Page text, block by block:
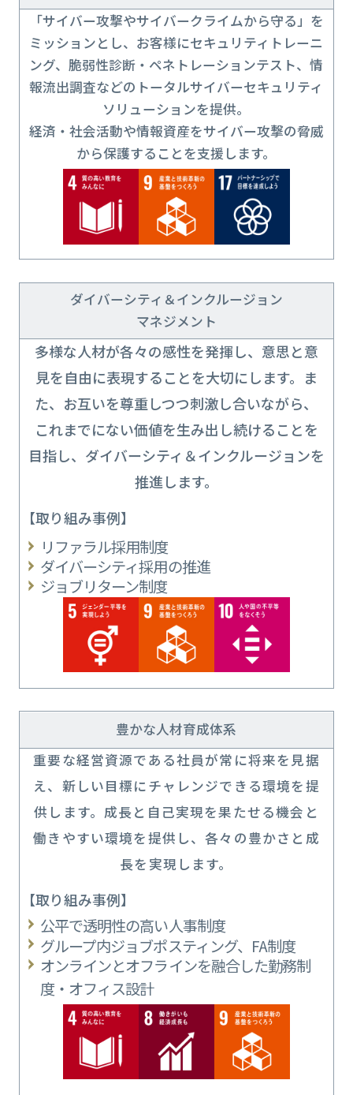
「サイバー攻撃やサイバークライムから守る」を
ミッションとし、お客様にセキュリティトレーニ
ング、脆弱性診断・ペネトレーションテスト、情
報流出調査などのトータルサイバーセキュリティ
ソリューションを提供。
経済・社会活動や情報資産をサイバー攻撃の脅威
から保護することを支援します。
ダイバーシティ＆インクルージョン
マネジメント
多様な人材が各々の感性を発揮し、意思と意
見を自由に表現することを大切にします。ま
た、お互いを尊重しつつ刺激し合いながら、
これまでにない価値を生み出し続けることを
目指し、ダイバーシティ＆インクルージョンを
推進します。
【取り組み事例】
リファラル採用制度
ダイバーシティ採用の推進
ジョブリターン制度
豊かな人材育成体系
重要な経営資源である社員が常に将来を見据
え、新しい目標にチャレンジできる環境を提
供します。成長と自己実現を果たせる機会と
働きやすい環境を提供し、各々の豊かさと成
長を実現します。
【取り組み事例】
公平で透明性の高い人事制度
グループ内ジョブポスティング、FA制度
オンラインとオフラインを融合した勤務制
度・オフィス設計